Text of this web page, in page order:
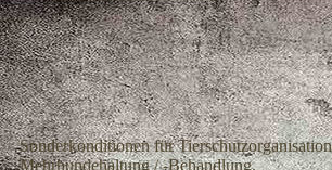
Sonderkonditionen für
Mehrhundehaltung / -Behandlung.